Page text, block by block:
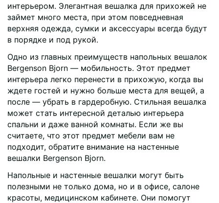
интерьером. Элегантная вешалка для прихожей не
займет много места, при этом повседневная
верхняя одежда, сумки и аксессуары всегда будут
в порядке и под рукой.
Одно из главных преимуществ напольных вешалок
Bergenson Bjorn — мобильность. Этот предмет
интерьера легко перенести в прихожую, когда вы
ждете гостей и нужно больше места для вещей, а
после — убрать в гардеробную. Стильная вешалка
может стать интересной деталью интерьера
спальни и даже ванной комнаты. Если же вы
считаете, что этот предмет мебели вам не
подходит, обратите внимание на настенные
вешалки Bergenson Bjorn.
Напольные и настенные вешалки могут быть
полезными не только дома, но и в офисе, салоне
красоты, медицинском кабинете. Они помогут